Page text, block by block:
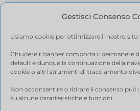
Gestisci Consenso
Usiamo cookie per ottimizzare il nostro sito
Chiudere il banner comporta il permanere
default e dunque la continuazione della
cookie o altri strumenti di tracciamento
Non acconsentire o ritirare il consenso
su alcune caratteristiche e funzioni.
I tuoi pagamenti online sono
RIMBORSI E
Politica di reso
alla quantità di acquisto.